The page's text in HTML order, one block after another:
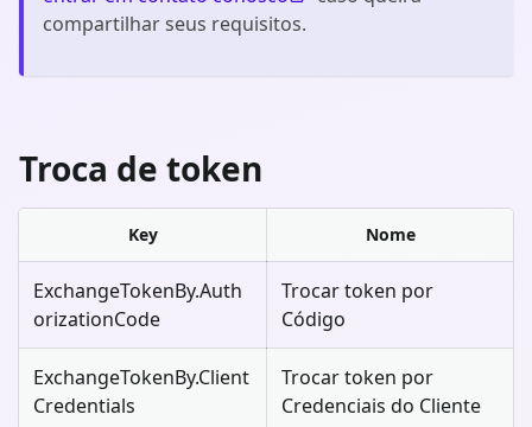
compartilhar seus requisitos.
Troca de token
Key Nome
ExchangeTokenBy.Auth
orizationCode
Trocar token por
Código
ExchangeTokenBy.Client
Credentials
Trocar token por
Credenciais do Cliente